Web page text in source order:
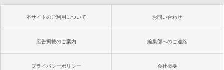
本サイトのご利用について お問い合わせ
広告掲載のご案内 編集部へのご連絡
プライバシーポリシー 会社概要